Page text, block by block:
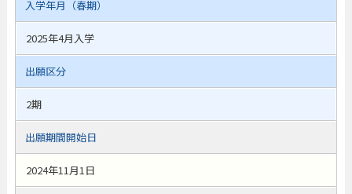
入学年月（春期）
2025年4月入学
出願区分
2期
出願期間開始日
2024年11月1日